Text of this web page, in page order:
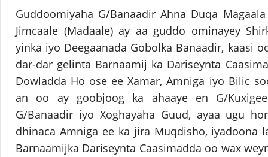
Guddoomiyaha G/Banaadir Ahna Duqa
Jimcaale (Madaale) ay aa guddo ominayey
yinka iyo Deegaanada Gobolka Banaadir, kaasi
dar-dar gelinta Barnaamij ka Dariseynta
Dowladda Ho ose ee Xamar, Amniga iyo Bilic
an oo ay goobjoog ka ahaaye en G/
G/Banaadir iyo Xoghayaha Guud, ayaa ugu
dhinaca Amniga ee ka jira Muqdisho, iyadoona
Barnaamijka Dariseynta Caasimadda oo wax